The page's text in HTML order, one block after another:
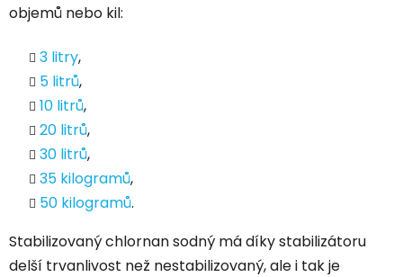
objemů nebo kil:
3 litry,
5 litrů,
10 litrů,
20 litrů,
30 litrů,
35 kilogramů,
50 kilogramů.
Stabilizovaný chlornan sodný má díky stabilizátoru
delší trvanlivost než nestabilizovaný, ale i tak je